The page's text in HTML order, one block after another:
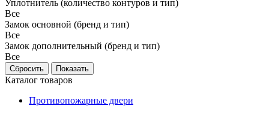
Уплотнитель (количество контуров и тип)
Все
Замок основной (бренд и тип)
Все
Замок дополнительный (бренд и тип)
Все
Каталог товаров
Противопожарные двери